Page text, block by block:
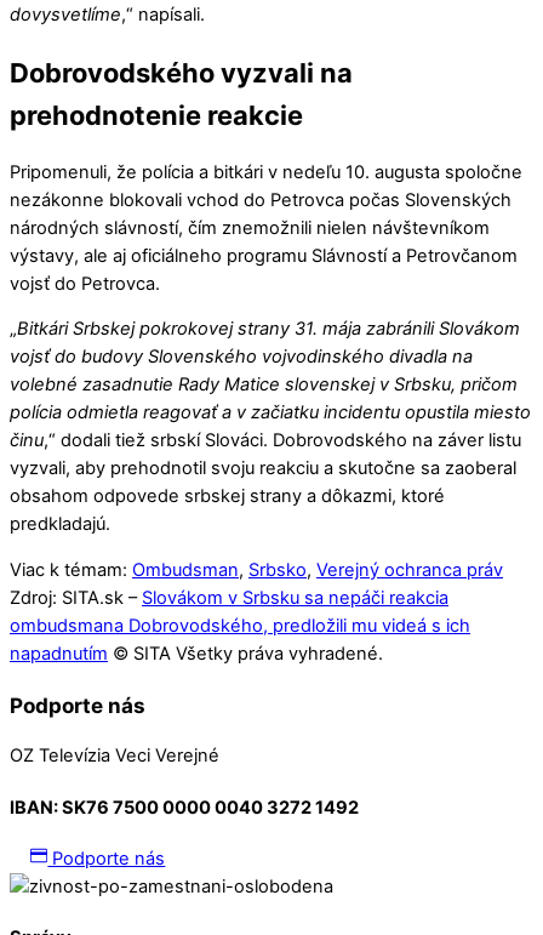
dovysvetlíme,“ napísali.
Dobrovodského vyzvali na
prehodnotenie reakcie
Pripomenuli, že polícia a bitkári v nedeľu 10. augusta spoločne
nezákonne blokovali vchod do Petrovca počas Slovenských
národných slávností, čím znemožnili nielen návštevníkom
výstavy, ale aj oficiálneho programu Slávností a Petrovčanom
vojsť do Petrovca.
„Bitkári Srbskej pokrokovej strany 31. mája zabránili Slovákom
vojsť do budovy Slovenského vojvodinského divadla na
volebné zasadnutie Rady Matice slovenskej v Srbsku, pričom
polícia odmietla reagovať a v začiatku incidentu opustila miesto
činu,“ dodali tiež srbskí Slováci. Dobrovodského na záver listu
vyzvali, aby prehodnotil svoju reakciu a skutočne sa zaoberal
obsahom odpovede srbskej strany a dôkazmi, ktoré
predkladajú.
Viac k témam: Ombudsman, Srbsko, Verejný ochranca práv
Zdroj: SITA.sk – Slovákom v Srbsku sa nepáči reakcia
ombudsmana Dobrovodského, predložili mu videá s ich
napadnutím © SITA Všetky práva vyhradené.
Podporte nás
OZ Televízia Veci Verejné
IBAN:SK76 7500 0000 0040 3272 1492
Podporte nás